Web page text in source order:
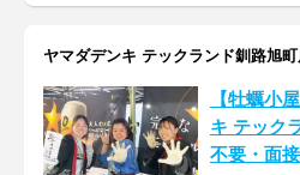
ヤマダデンキ テックランド釧路旭
【牡蠣小
キ テック
不要・面